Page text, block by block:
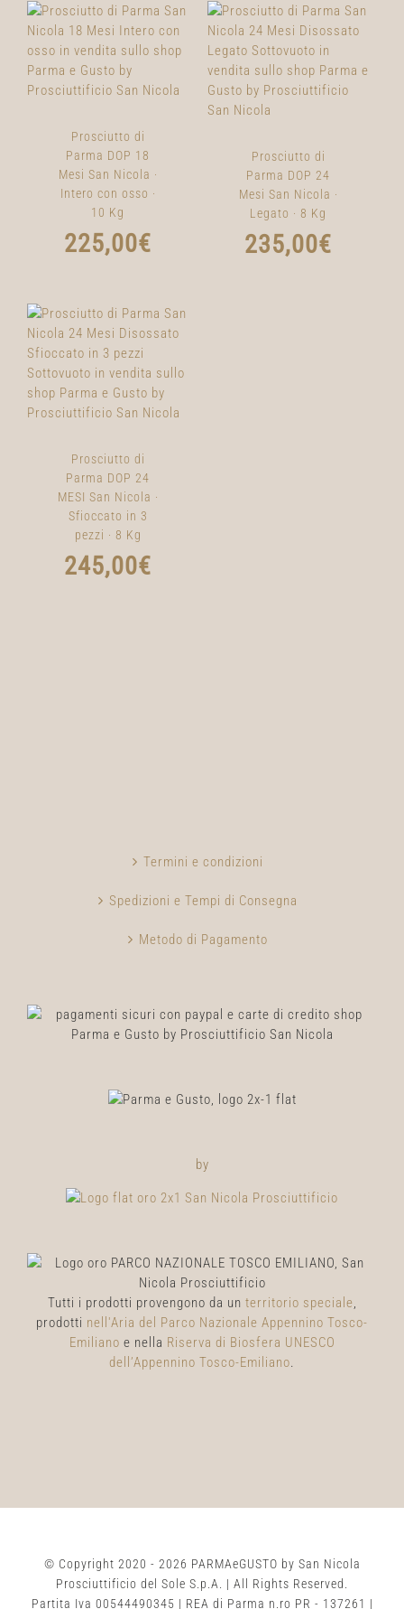
Prosciutto di
Parma DOP 18
Mesi San Nicola ·
Intero con osso ·
10 Kg
225,00€
Prosciutto di
Parma DOP 24
Mesi San Nicola ·
Legato · 8 Kg
235,00€
Prosciutto di
Parma DOP 24
MESI San Nicola ·
Sfioccato in 3
pezzi · 8 Kg
245,00€
Termini e condizioni
Spedizioni e Tempi di Consegna
Metodo di Pagamento
by
Tutti i prodotti provengono da un territorio speciale
prodotti nell'Aria del Parco Nazionale Appennino Tosco-
Emiliano e nella Riserva di Biosfera UNESCO
dell’Appennino Tosco-Emiliano
© Copyright 2020 - 2026 PARMAeGUSTO by San Nicola
Prosciuttificio del Sole S.p.A. | All Rights Reserved.
Partita Iva 00544490345 | REA di Parma n.ro PR - 137261 |